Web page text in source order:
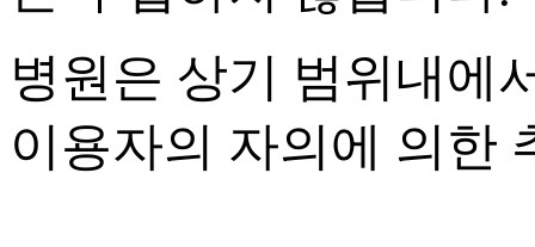
병원은 상기 범위내에
이용자의 자의에 의한